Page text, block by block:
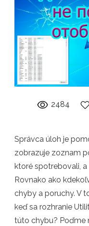
2484
Správca úloh je
zobrazuje zoznam
ktoré spotrebovali,
Rovnako ako
chyby a poruchy. V
keď sa rozhranie
túto chybu? Poďme